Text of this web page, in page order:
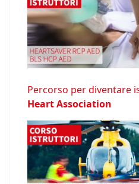
Percorso per diventare
Heart Association